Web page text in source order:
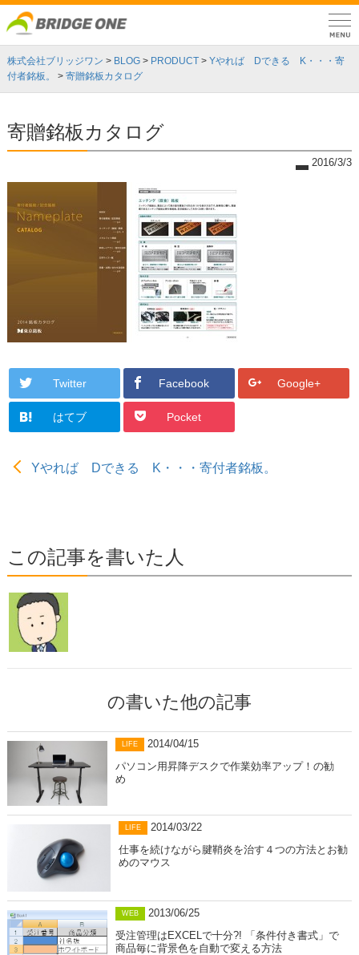
株式会社ブリッジワン > BLOG > PRODUCT > Yやれば Dできる K・・・寄
付者銘板。
> 寄贈銘板カタログ
寄贈銘板カタログ
2016/3/3
Twitter Facebook Google+
はてブ Pocket
Yやれば Dできる K・・・寄付者銘板。
この記事を書いた人
の書いた他の記事
LIFE
2014/04/15
パソコン用昇降デスクで作業効率アップ！の勧
め
LIFE
2014/03/22
仕事を続けながら腱鞘炎を治す４つの方法とお勧
めのマウス
WEB
2013/06/25
受注管理はEXCELで十分?! 「条件付き書式」で
商品毎に背景色を自動で変える方法